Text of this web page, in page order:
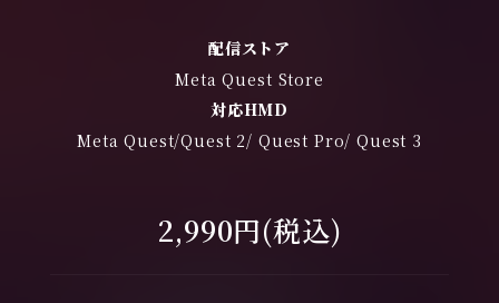
配信ストア
Meta Quest Store
対応HMD
Meta Quest/Quest 2/ Quest Pro/ Quest 3
2,990円(税込)